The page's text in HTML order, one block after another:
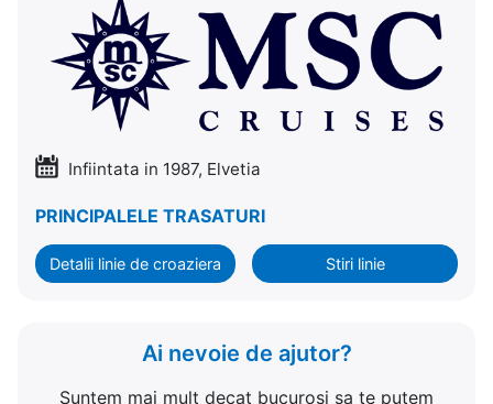
Infiintata in 1987, Elvetia
PRINCIPALELE TRASATURI
Detalii linie de croaziera Stiri linie
Ai nevoie de ajutor?
Suntem mai mult decat bucurosi sa te putem